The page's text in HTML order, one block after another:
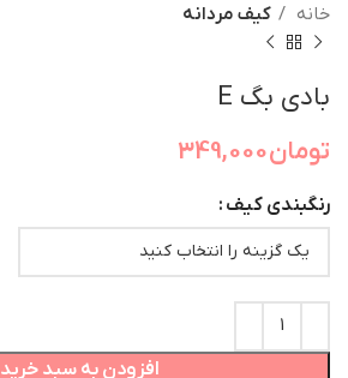
خانه کیف مردانه
بادی بگ E
تومان
رنگبندی کیف
افزودن به سبد خرید